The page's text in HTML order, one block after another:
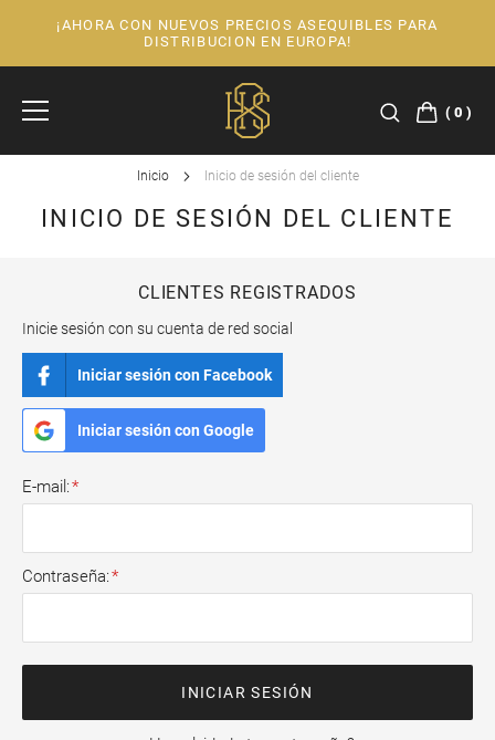
¡AHORA CON NUEVOS PRECIOS ASEQUIBLES PARA
DISTRIBUCION EN EUROPA!
0
Inicio Inicio de sesión del cliente
INICIO DE SESIÓN DEL CLIENTE
CLIENTES REGISTRADOS
Inicie sesión con su cuenta de red social
Iniciar sesión con Facebook
Iniciar sesión con Google
E-mail
Contraseña
INICIAR SESIÓN